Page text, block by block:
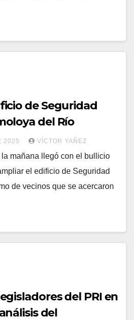
de Seguridad
del Río
2025 VÍCTOR YAÑEZ
mañana llegó con el bullicio
el edificio de Seguridad
de vecinos que se acercaron
del PRI en
del